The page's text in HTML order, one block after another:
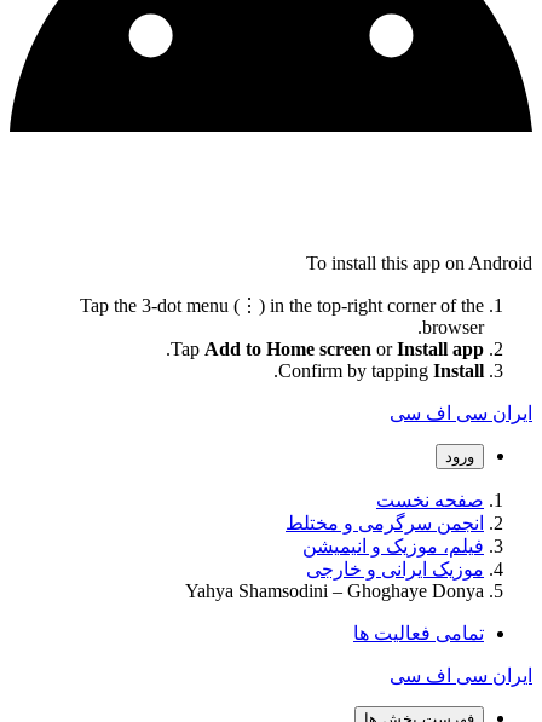
To install this app on Android
Tap the 3-dot menu (⋮) in the top-right corner of the
browser.
Tap Add to Home screen orInstall app
.
Confirm by tapping Install
.
ایران سی اف سی
ورود
صفحه نخست
انجمن سرگرمی و مختلط
فیلم، موزیک و انیمیشن
موزیک ایرانی و خارجی
Yahya Shamsodini – Ghoghaye Donya
تمامی فعالیت ها
ایران سی اف سی